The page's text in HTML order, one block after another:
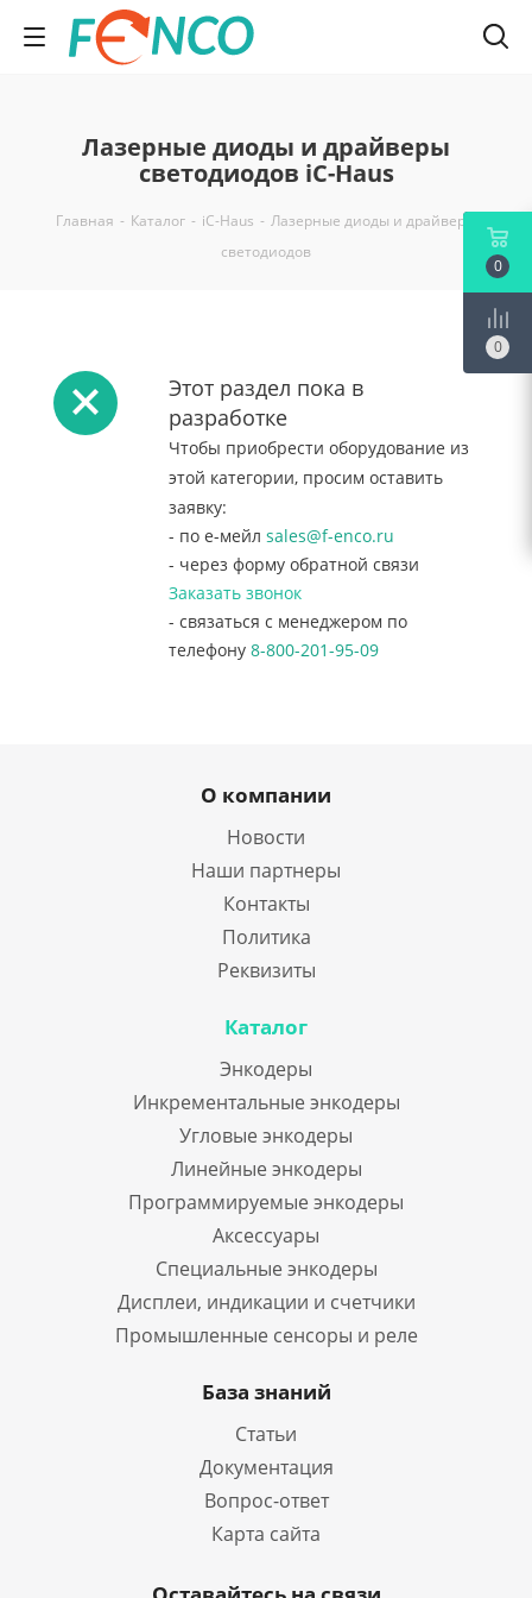
Лазерные диоды и драйверы
светодиодов iC-Haus
Главная - Каталог - iC-Haus - Лазерные диоды и драйверы
светодиодов
Этот раздел пока в
разработке
Чтобы приобрести оборудование из
этой категории, просим оставить
заявку:
- по е-мейл sales@f-enco.ru
- через форму обратной связи
Заказать звонок
- связаться с менеджером по
телефону 8-800-201-95-09
О компании
Новости
Наши партнеры
Контакты
Политика
Реквизиты
Каталог
Энкодеры
Инкрементальные энкодеры
Угловые энкодеры
Линейные энкодеры
Программируемые энкодеры
Аксессуары
Специальные энкодеры
Дисплеи, индикации и счетчики
Промышленные сенсоры и реле
База знаний
Статьи
Документация
Вопрос-ответ
Карта сайта
0
0